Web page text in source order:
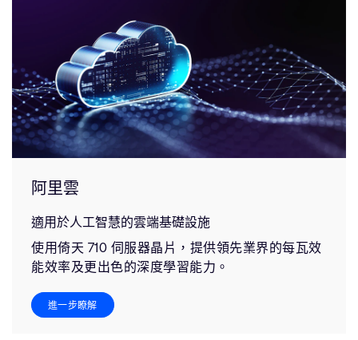
阿里雲
適用於人工智慧的雲端基礎設施
使用倚天 710 伺服器晶片，提供領先業界的每瓦效
能效率及更出色的深度學習能力。
進一步瞭解